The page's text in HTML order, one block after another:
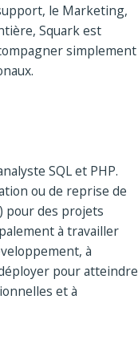
le Marketing,
Squark est
simplement
SQL et PHP.
ou de reprise de
pour des projets
à travailler
à
pour atteindre
et à